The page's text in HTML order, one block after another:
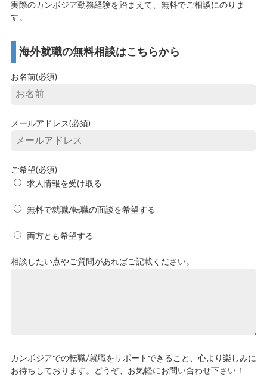
実際のカンボジア勤務経験を踏まえて、無料でご相談にのりま
す。
海外就職の無料相談はこちらから
お名前(必須)
メールアドレス(必須)
ご希望(必須)
求人情報を受け取る
無料で就職/転職の面談を希望する
両方とも希望する
相談したい点やご質問があればご記載ください。
カンボジアでの転職/就職をサポートできること、心より楽しみに
お待ちしております。どうぞ、お気軽にお問い合わせ下さい！